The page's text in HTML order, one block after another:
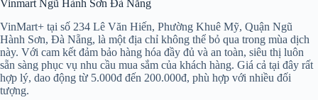
Vinmart Ngũ Hành Sơn Đà Nẵng
VinMart+ tại số 234 Lê Văn Hiến, Phường Khuê Mỹ, Quận Ngũ
Hành Sơn, Đà Nẵng, là một địa chỉ không thể bỏ qua trong mùa dịch
này. Với cam kết đảm bảo hàng hóa đầy đủ và an toàn, siêu thị luôn
sẵn sàng phục vụ nhu cầu mua sắm của khách hàng. Giá cả tại đây rất
hợp lý, dao động từ 5.000đ đến 200.000đ, phù hợp với nhiều đối
tượng.